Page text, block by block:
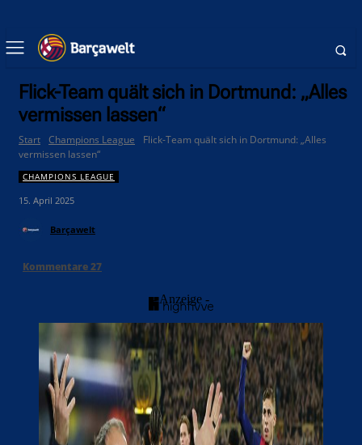
Flick-Team quält sich in Dortmund: „Alles
vermissen lassen“
Start Champions League
Flick-Team quält sich in Dortmund: „Alles
vermissen lassen“
CHAMPIONS LEAGUE
15. April 2025
Barçawelt
Kommentare27
- Anzeige -